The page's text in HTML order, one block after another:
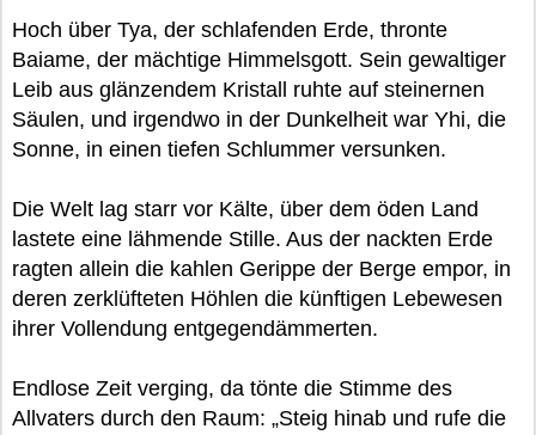
Hoch über Tya, der schlafenden Erde, thronte
Baiame, der mächtige Himmelsgott. Sein gewaltiger
Leib aus glänzendem Kristall ruhte auf steinernen
Säulen, und irgendwo in der Dunkelheit war Yhi, die
Sonne, in einen tiefen Schlummer versunken.
Die Welt lag starr vor Kälte, über dem öden Land
lastete eine lähmende Stille. Aus der nackten Erde
ragten allein die kahlen Gerippe der Berge empor, in
deren zerklüfteten Höhlen die künftigen Lebewesen
ihrer Vollendung entgegendämmerten.
Endlose Zeit verging, da tönte die Stimme des
Allvaters durch den Raum: „Steig hinab und rufe die